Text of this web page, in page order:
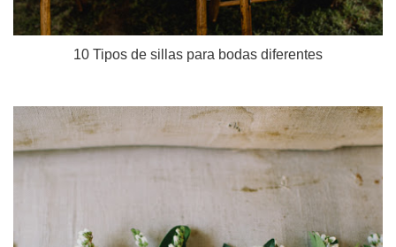
10 Tipos de sillas para bodas diferentes